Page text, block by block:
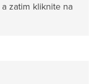
zatim kliknite na